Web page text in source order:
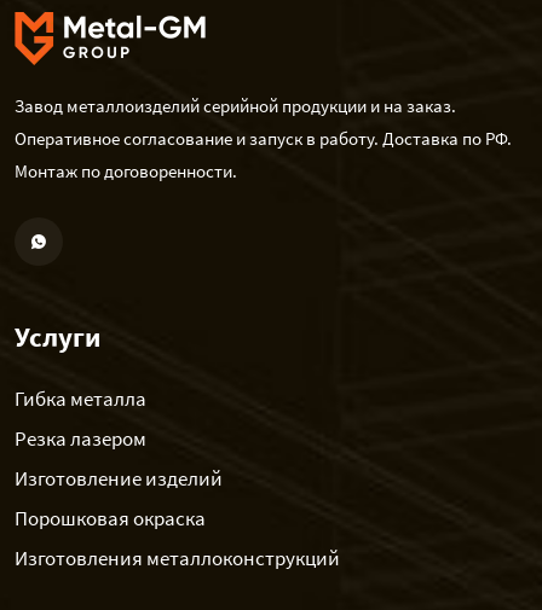
Завод металлоизделий серийной продукции и на заказ.
Оперативное согласование и запуск в работу. Доставка по РФ.
Монтаж по договоренности.
Услуги
Гибка металла
Резка лазером
Изготовление изделий
Порошковая окраска
Изготовления металлоконструкций